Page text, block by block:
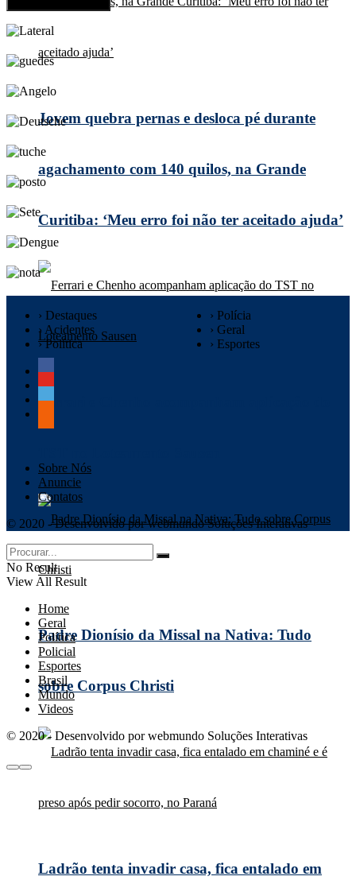
Jovem quebra pernas e desloca pé durante
agachamento com 140 quilos, na Grande
Curitiba: ‘Meu erro foi não ter aceitado ajuda’
Ferrari e Chenho acompanham aplicação do
Padre Dionísio da Missal na Nativa: Tudo
sobre Corpus Christi
Ladrão tenta invadir casa, fica entalado em
› Destaques
› Acidentes
› Política
› Polícia
› Geral
› Esportes
Sobre Nós
Anuncie
Contatos
© 2020 - Desenvolvido por webmundo Soluções Interativas
No Result
View All Result
Home
Geral
Política
Policial
Esportes
Brasil
Mundo
Videos
© 2020 - Desenvolvido por webmundo Soluções Interativas